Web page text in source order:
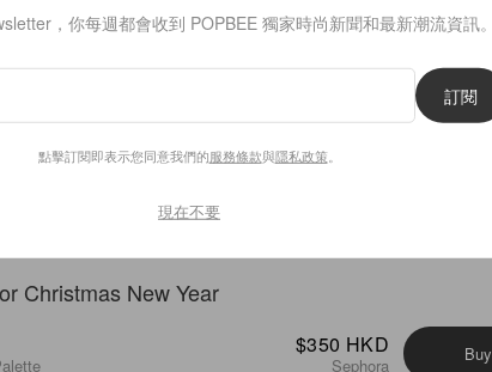
Mini Sephora
$350 HKD
Sephora Buy
，你每週都會收到 POPBEE 獨家時尚新聞和最新潮流資訊。
訂閱
點擊訂閱即表示您同意我們的服務條款與隱私政策。
現在不要